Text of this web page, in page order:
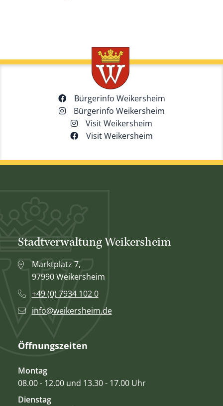
Bürgerinfo Weikersheim
Bürgerinfo Weikersheim
Visit Weikersheim
Visit Weikersheim
Stadtverwaltung Weikersheim
Marktplatz 7,
97990 Weikersheim
+49 (0) 7934 102 0
info@weikersheim.de
Öffnungszeiten
Montag
08.00 - 12.00 und 13.30 - 17.00 Uhr
Dienstag